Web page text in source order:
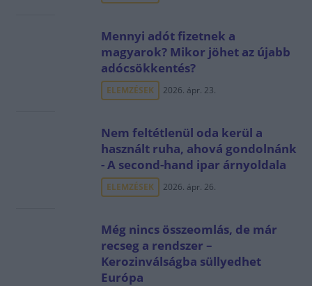
Mennyi adót fizetnek a
magyarok? Mikor jöhet az újabb
adócsökkentés?
ELEMZÉSEK 2026. ápr. 23.
Nem feltétlenül oda kerül a
használt ruha, ahová gondolnánk
- A second-hand ipar árnyoldala
ELEMZÉSEK 2026. ápr. 26.
Még nincs összeomlás, de már
recseg a rendszer –
Kerozinválságba süllyedhet
Európa